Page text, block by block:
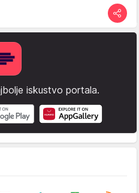
iskustvo portala.